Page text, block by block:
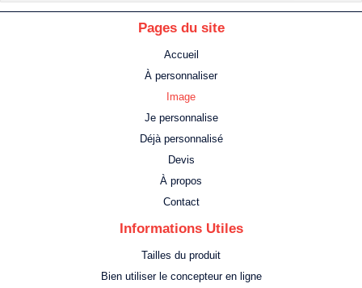
Pages du site
Accueil
À personnaliser
Image
Je personnalise
Déjà personnalisé
Devis
À propos
Contact
Informations Utiles
Tailles du produit
Bien utiliser le concepteur en ligne